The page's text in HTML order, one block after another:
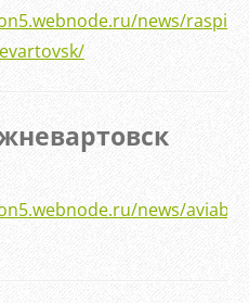
news/
news/